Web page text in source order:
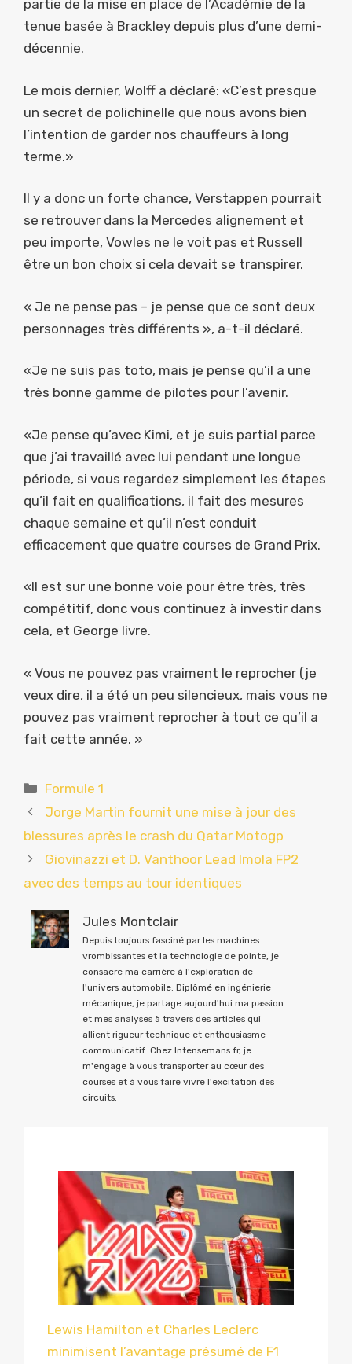
partie de la mise en place de l’Académie de la
tenue basée à Brackley depuis plus d’une demi-
décennie.
Le mois dernier, Wolff a déclaré: «C’est presque
un secret de polichinelle que nous avons bien
l’intention de garder nos chauffeurs à long
terme.»
Il y a donc un forte chance, Verstappen pourrait
se retrouver dans la Mercedes alignement et
peu importe, Vowles ne le voit pas et Russell
être un bon choix si cela devait se transpirer.
« Je ne pense pas – je pense que ce sont deux
personnages très différents », a-t-il déclaré.
«Je ne suis pas toto, mais je pense qu’il a une
très bonne gamme de pilotes pour l’avenir.
«Je pense qu’avec Kimi, et je suis partial parce
que j’ai travaillé avec lui pendant une longue
période, si vous regardez simplement les étapes
qu’il fait en qualifications, il fait des mesures
chaque semaine et qu’il n’est conduit
efficacement que quatre courses de Grand Prix.
«Il est sur une bonne voie pour être très, très
compétitif, donc vous continuez à investir dans
cela, et George livre.
« Vous ne pouvez pas vraiment le reprocher (je
veux dire, il a été un peu silencieux, mais vous ne
pouvez pas vraiment reprocher à tout ce qu’il a
fait cette année. »
Catégories
Formule 1
Jorge Martin fournit une mise à jour des
blessures après le crash du Qatar Motogp
Giovinazzi et D. Vanthoor Lead Imola FP2
avec des temps au tour identiques
Jules Montclair
Depuis toujours fasciné par les machines
vrombissantes et la technologie de pointe, je
consacre ma carrière à l'exploration de
l'univers automobile. Diplômé en ingénierie
mécanique, je partage aujourd'hui ma passion
et mes analyses à travers des articles qui
allient rigueur technique et enthousiasme
communicatif. Chez Intensemans.fr, je
m'engage à vous transporter au cœur des
courses et à vous faire vivre l'excitation des
circuits.
Lewis Hamilton et Charles Leclerc
minimisent l’avantage présumé de F1